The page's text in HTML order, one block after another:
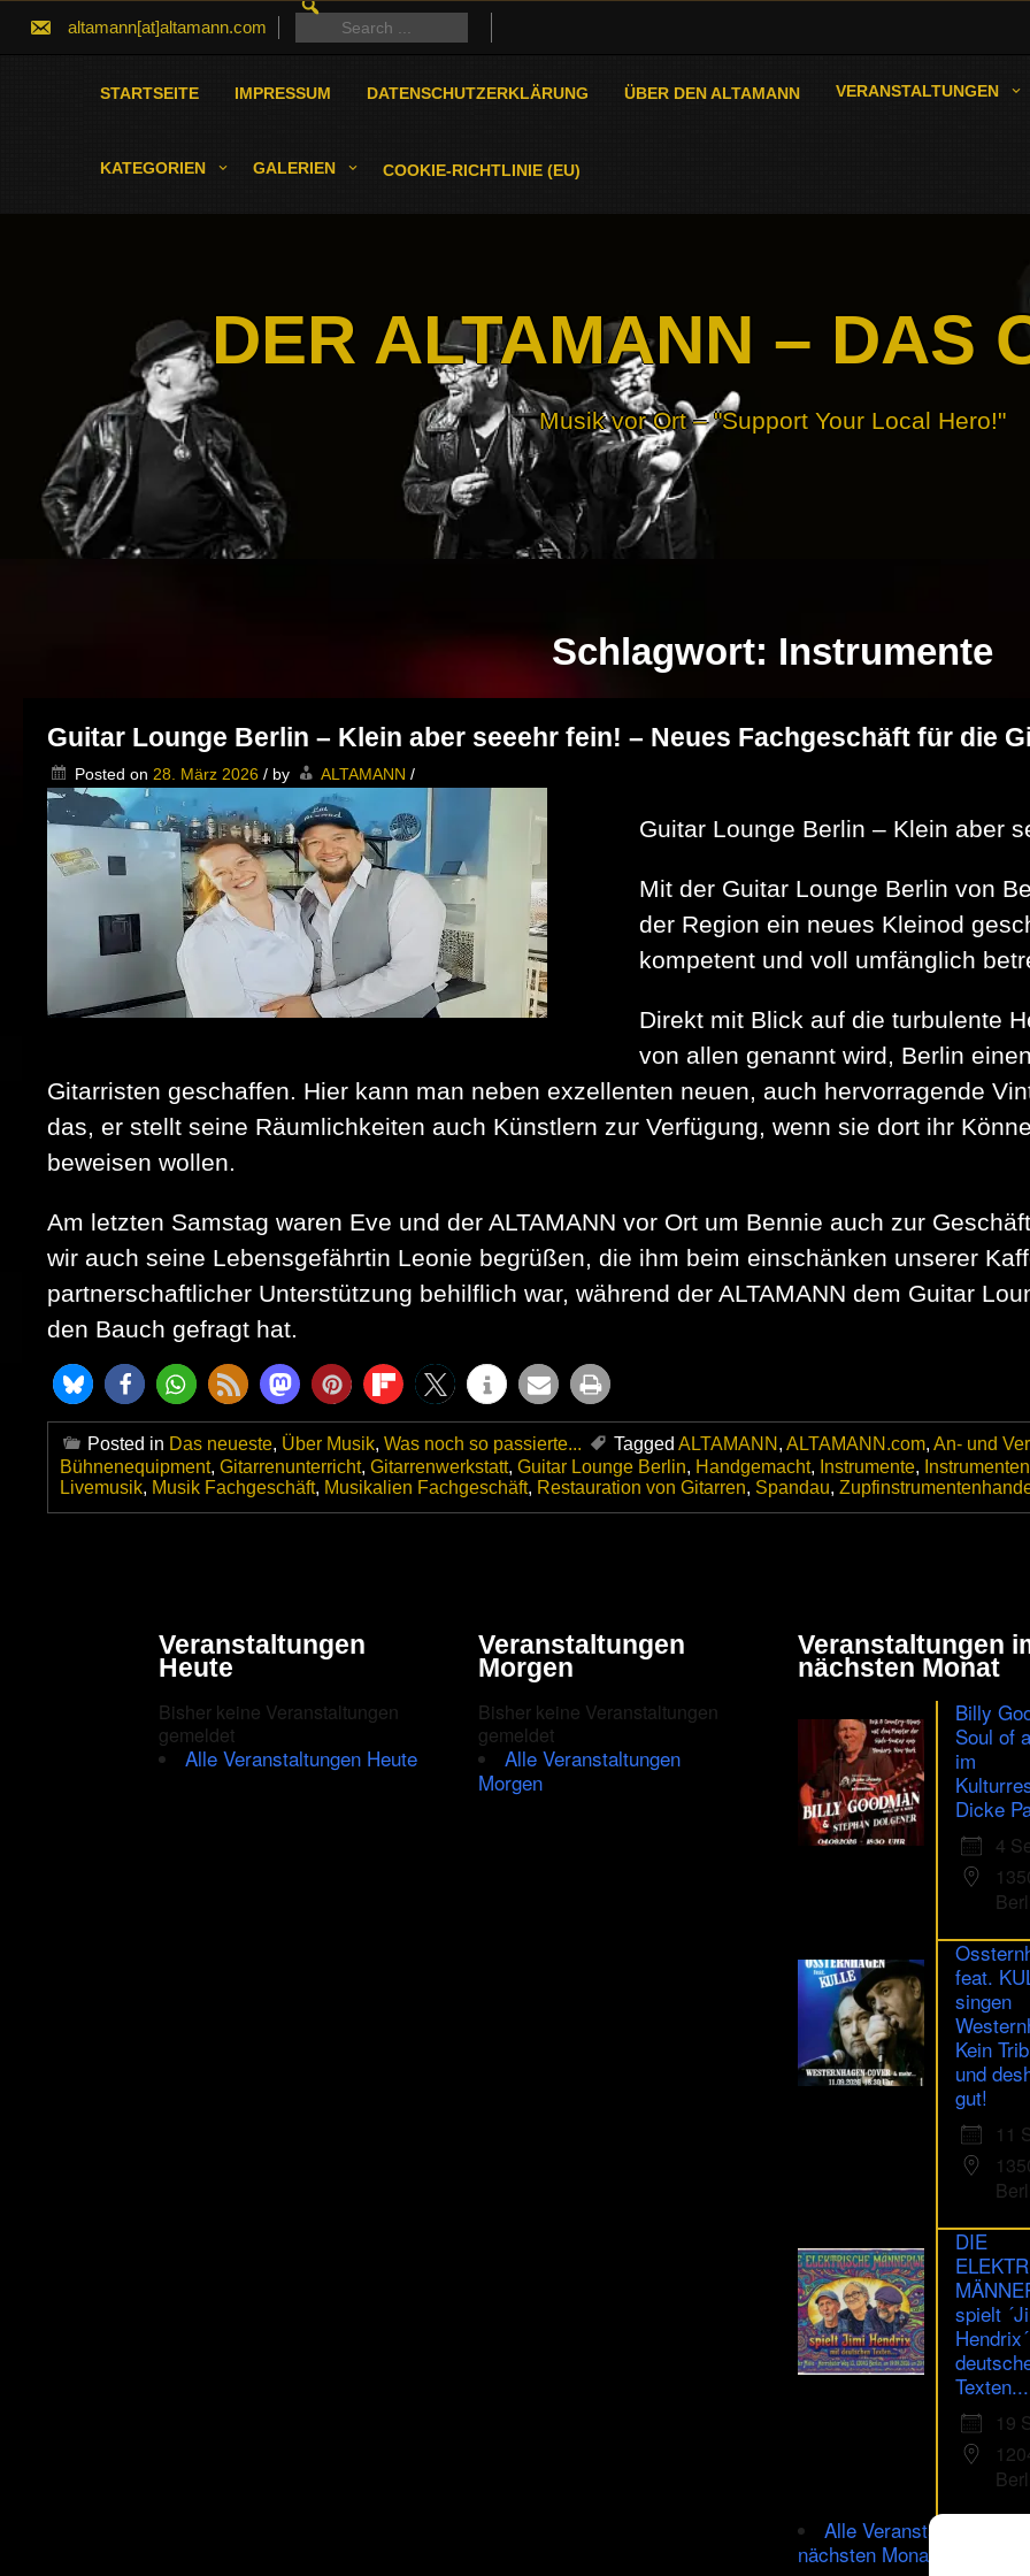
altamann[at]altamann.com
FOR:
Search
for:
STARTSEITE IMPRESSUM DATENSCHUTZERKLÄRUNG ÜBER DEN ALTAMANN VERANSTALTUNGEN
KATEGORIEN GALERIEN COOKIE-RICHTLINIE (EU)
DER ALTAMANN – DAS
Musik vor Ort – "Support Your Local Hero!"
Schlagwort: Instrumente
Guitar Lounge Berlin – Klein aber seeehr fein! – Neues Fachgeschäft für die
Posted on 28. März 2026 / by ALTAMANN /
Guitar Lounge Berlin – Klein aber
Mit der Guitar Lounge Berlin von
der Region ein neues Kleinod
kompetent und voll umfänglich
Direkt mit Blick auf die turbulente
von allen genannt wird, Berlin
Gitarristen geschaffen. Hier kann man neben exzellenten neuen, auch hervorragende
das, er stellt seine Räumlichkeiten auch Künstlern zur Verfügung, wenn sie dort ihr
beweisen wollen.
Am letzten Samstag waren Eve und der ALTAMANN vor Ort um Bennie auch zur
wir auch seine Lebensgefährtin Leonie begrüßen, die ihm beim einschänken unserer
partnerschaftlicher Unterstützung behilflich war, während der ALTAMANN dem Guitar
den Bauch gefragt hat.
Posted in Das neueste, Über Musik, Was noch so passierte... Tagged ALTAMANN , ALTAMANN.com, An- und
Bühnenequipment, Gitarrenunterricht, Gitarrenwerkstatt, Guitar Lounge Berlin, Handgemacht, Instrumente,
Livemusik, Musik Fachgeschäft, Musikalien Fachgeschäft, Restauration von Gitarren, Spandau,
Veranstaltungen
Heute
Bisher keine Veranstaltungen
gemeldet
Alle Veranstaltungen Heute
Veranstaltungen
Morgen
Bisher keine Veranstaltungen
gemeldet
Alle Veranstaltungen
Morgen
Veranstaltungen
nächsten Monat
Billy
Soul of
im
Dicke
4
feat.
singen
Kein
und
gut!
11
DIE
spielt
Texten...
19
Alle Veranstaltungen im
nächsten Monat